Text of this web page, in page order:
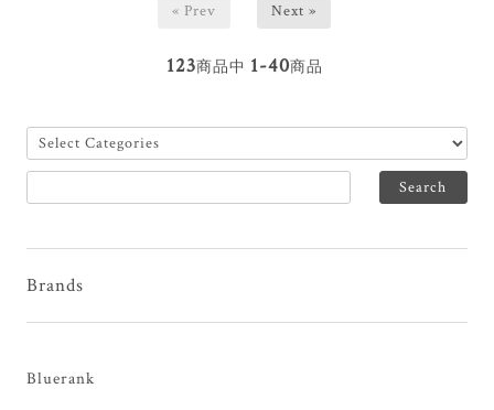
« Prev Next »
123商品中 1-40商品
Brands
Bluerank